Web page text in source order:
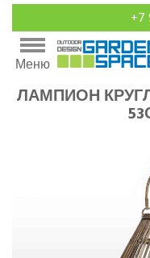
+7
Меню
ЛАМПИОН